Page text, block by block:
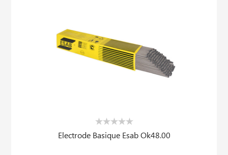
Electrode Basique Esab Ok48.00